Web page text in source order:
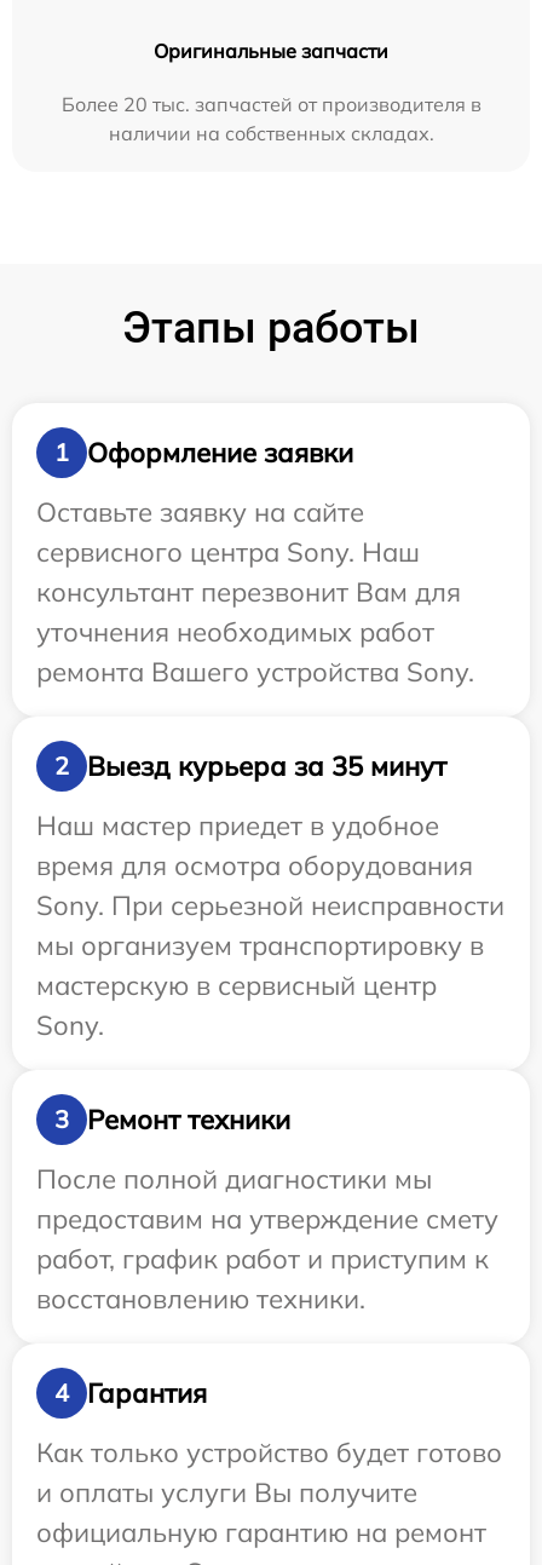
Оригинальные запчасти
Более 20 тыс. запчастей от производителя в
наличии на собственных складах.
Этапы работы
1
Оформление заявки
Оставьте заявку на сайте
сервисного центра Sony. Наш
консультант перезвонит Вам для
уточнения необходимых работ
ремонта Вашего устройства Sony.
2
Выезд курьера за 35 минут
Наш мастер приедет в удобное
время для осмотра оборудования
Sony. При серьезной неисправности
мы организуем транспортировку в
мастерскую в сервисный центр
Sony.
3
Ремонт техники
После полной диагностики мы
предоставим на утверждение смету
работ, график работ и приступим к
восстановлению техники.
4
Гарантия
Как только устройство будет готово
и оплаты услуги Вы получите
официальную гарантию на ремонт